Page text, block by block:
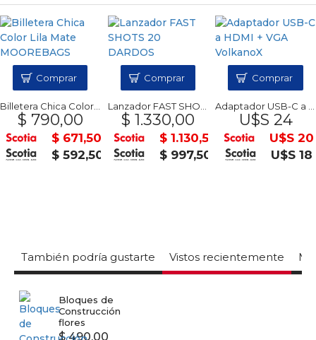
Billetera Chica Color Lila Mate MOOREBAGS
$ 790,00
$ 671,50
$ 592,50
Comprar
Lanzador FAST SHOTS 20 DARDOS
$ 1.330,00
$ 1.130,50
$ 997,50
Comprar
Adaptador USB-C a HDMI + VGA VolkanoX
U$S 24
U$S 20
U$S 18
Comprar
También podría gustarte Vistos recientemente
Bloques de
Construcción
flores
$ 490,00